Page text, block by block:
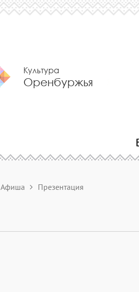
Культура
Оренбуржья
Афиша Презентация